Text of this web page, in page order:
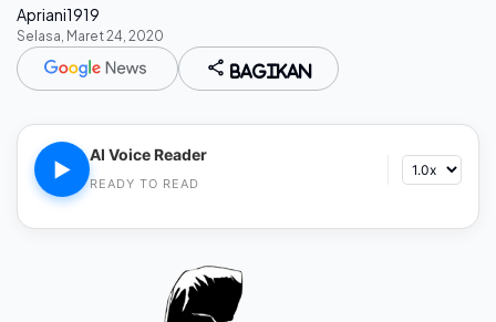
Apriani1919
Selasa, Maret 24, 2020
Bagikan
▶
AI Voice Reader
READY TO READ